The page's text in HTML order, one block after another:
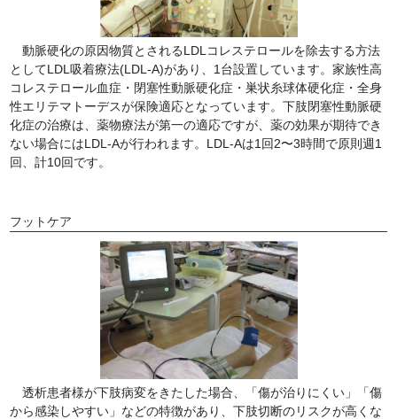
動脈硬化の原因物質とされるLDLコレステロールを除去する方法
としてLDL吸着療法(LDL-A)があり、1台設置しています。家族性高
コレステロール血症・閉塞性動脈硬化症・巣状糸球体硬化症・全身
性エリテマトーデスが保険適応となっています。下肢閉塞性動脈硬
化症の治療は、薬物療法が第一の適応ですが、薬の効果が期待でき
ない場合にはLDL-Aが行われます。LDL-Aは1回2〜3時間で原則週1
回、計10回です。
フットケア
透析患者様が下肢病変をきたした場合、「傷が治りにくい」「傷
から感染しやすい」などの特徴があり、下肢切断のリスクが高くな